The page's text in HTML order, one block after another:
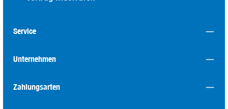
Service
Unternehmen
Zahlungsarten